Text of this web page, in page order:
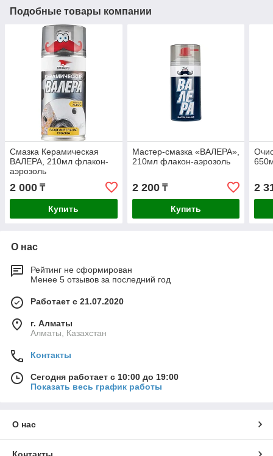
Подобные товары компании
Смазка Керамическая
ВАЛЕРА, 210мл флакон-
аэрозоль
2 000 ₸
Купить
Мастер-смазка «ВАЛЕРА»,
210мл флакон-аэрозоль
2 200₸
Купить
2
О нас
Рейтинг не сформирован
Менее 5 отзывов за последний год
Работает с 21.07.2020
г. Алматы
Алматы, Казахстан
Контакты
Сегодня работает с 10:00 до 19:00
Показать весь график работы
О нас